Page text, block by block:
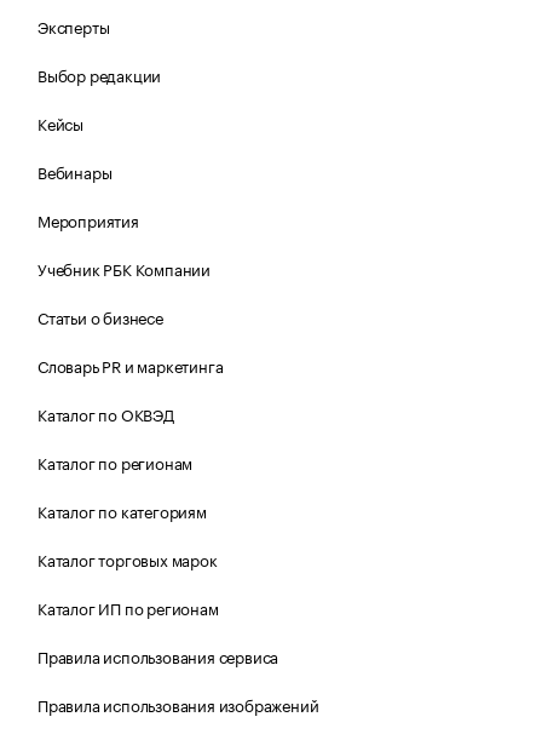
Эксперты
Выбор редакции
Кейсы
Вебинары
Мероприятия
Учебник РБК Компании
Статьи о бизнесе
Словарь PR и маркетинга
Каталог по ОКВЭД
Каталог по регионам
Каталог по категориям
Каталог торговых марок
Каталог ИП по регионам
Правила использования сервиса
Правила использования изображений